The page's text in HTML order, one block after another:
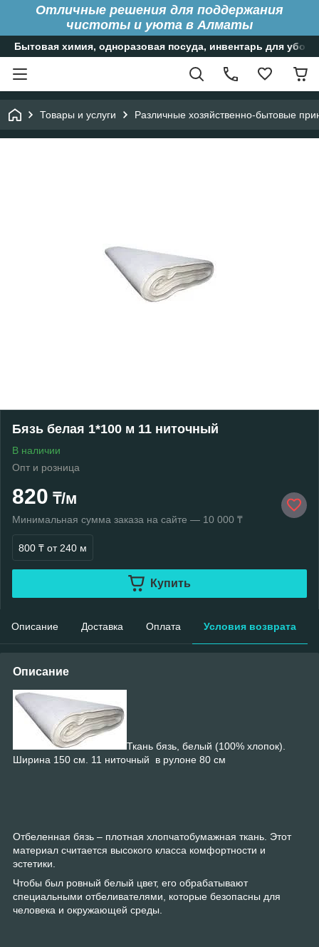
Отличные решения для поддержания
чистоты и уюта в Алматы
Бытовая химия, одноразовая посуда, инвентарь для
Товары и услуги Различные хозяйственно-бытовые
Бязь белая 1*100 м 11 ниточный
В наличии
Опт и розница
820 ₸/м
Минимальная сумма заказа на сайте — 10 000 ₸
800 ₸ от 240 м
Купить
Описание Доставка Оплата Условия возврата
Описание
Ткань бязь, белый (100% хлопок).
Ширина 150 см. 11 ниточный в рулоне 80 см
Отбеленная бязь – плотная хлопчатобумажная ткань. Этот
материал считается высокого класса комфортности и
эстетики.
Чтобы был ровный белый цвет, его обрабатывают
специальными отбеливателями, которые безопасны для
человека и окружающей среды.